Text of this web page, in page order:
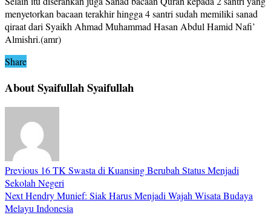
menyetorkan bacaan terakhir hingga 4 santri sudah memiliki sanad
qiraat dari Syaikh Ahmad Muhammad Hasan Abdul Hamid Nafi’
Almishri.(amr)
Share
About Syaifullah Syaifullah
Previous 16 TK Swasta di Kuansing Berubah Status Menjadi
Sekolah Negeri
NextHendry Munief: Siak Harus Menjadi Wajah Wisata Budaya
Melayu Indonesia